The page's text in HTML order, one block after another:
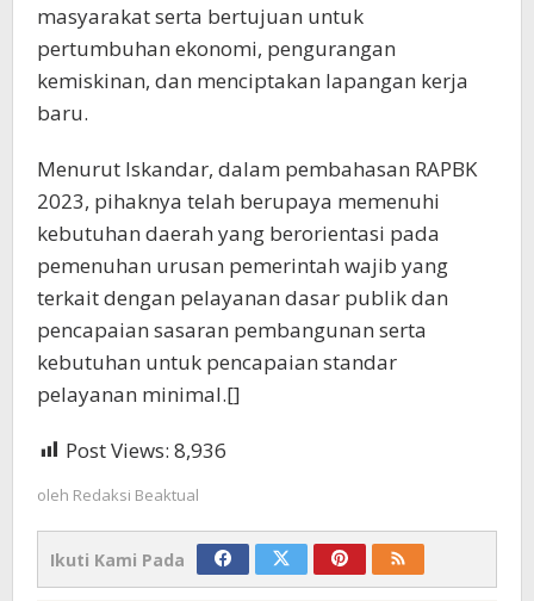
masyarakat serta bertujuan untuk
pertumbuhan ekonomi, pengurangan
kemiskinan, dan menciptakan lapangan kerja
baru.
Menurut Iskandar, dalam pembahasan RAPBK
2023, pihaknya telah berupaya memenuhi
kebutuhan daerah yang berorientasi pada
pemenuhan urusan pemerintah wajib yang
terkait dengan pelayanan dasar publik dan
pencapaian sasaran pembangunan serta
kebutuhan untuk pencapaian standar
pelayanan minimal.[]
Post Views: 8,936
oleh Redaksi Beaktual
Ikuti Kami Pada